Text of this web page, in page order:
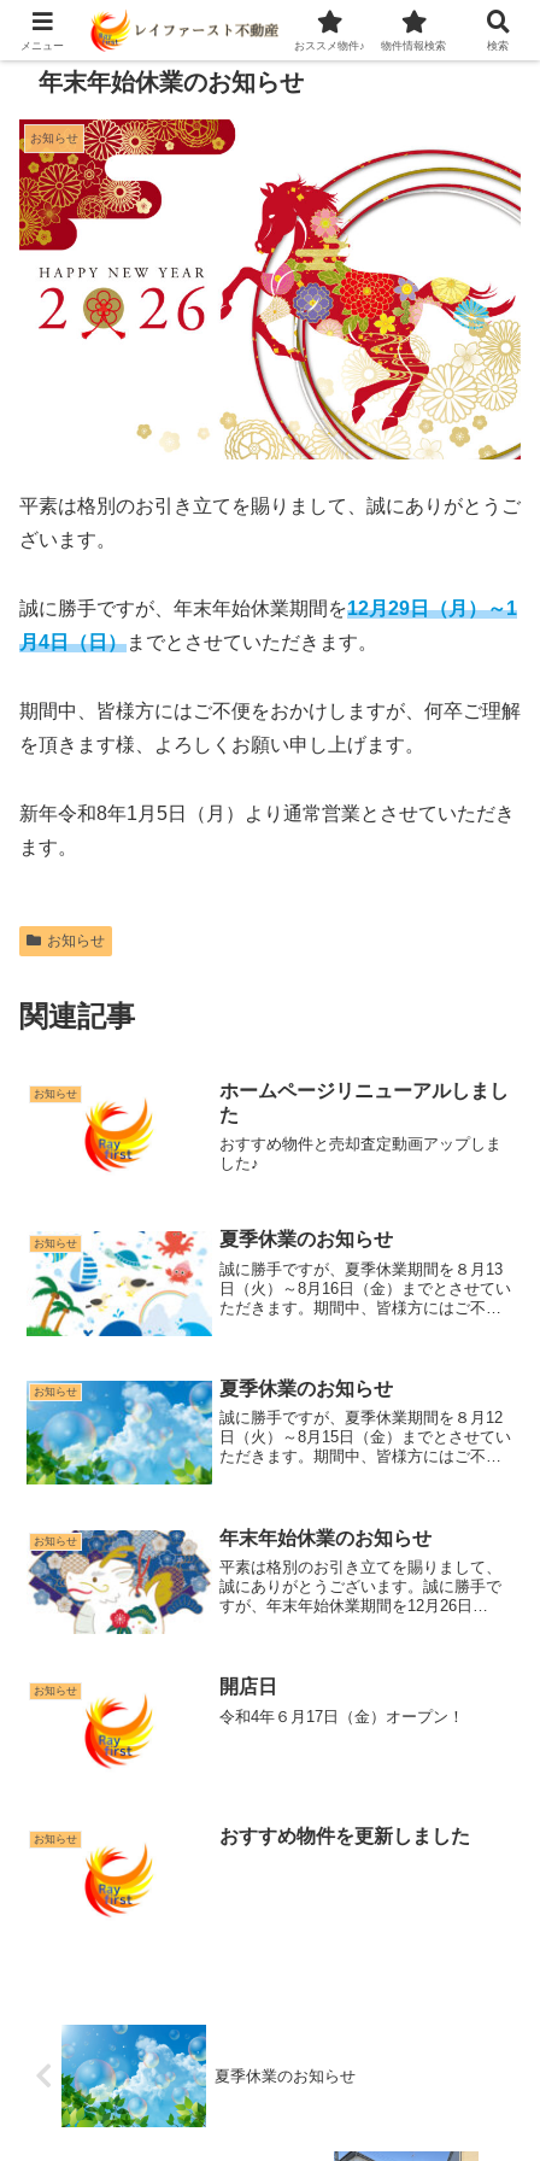
年末年始休業のお知らせ
お知らせ
平素は格別のお引き立てを賜りまして、誠にありがとうご
ざいます。
誠に勝手ですが、年末年始休業期間を12月29日（月）～1
月4日（日）までとさせていただきます。
期間中、皆様方にはご不便をおかけしますが、何卒ご理解
を頂きます様、よろしくお願い申し上げます。
新年令和8年1月5日（月）より通常営業とさせていただき
ます。
お知らせ
関連記事
お知らせ
ホームページリニューアルしまし
た
おすすめ物件と売却査定動画アップしま
した♪
お知らせ 夏季休業のお知らせ
誠に勝手ですが、夏季休業期間を８月13
日（火）～8月16日（金）までとさせてい
ただきます。期間中、皆様方にはご不便
だきます。
お知らせ 夏季休業のお知らせ
誠に勝手ですが、夏季休業期間を８月12
日（火）～8月15日（金）までとさせてい
ただきます。期間中、皆様方にはご不便
だきます。
お知らせ 年末年始休業のお知らせ
平素は格別のお引き立てを賜りまして、
誠にありがとうございます。誠に勝手で
すが、年末年始休業期間を12月26日
様、よろしくお願い申し...
お知らせ 開店日
令和4年６月17日（金）オープン！
お知らせ おすすめ物件を更新しました
夏季休業のお知らせ
メニュー おススメ物件♪ 物件情報検索 検索